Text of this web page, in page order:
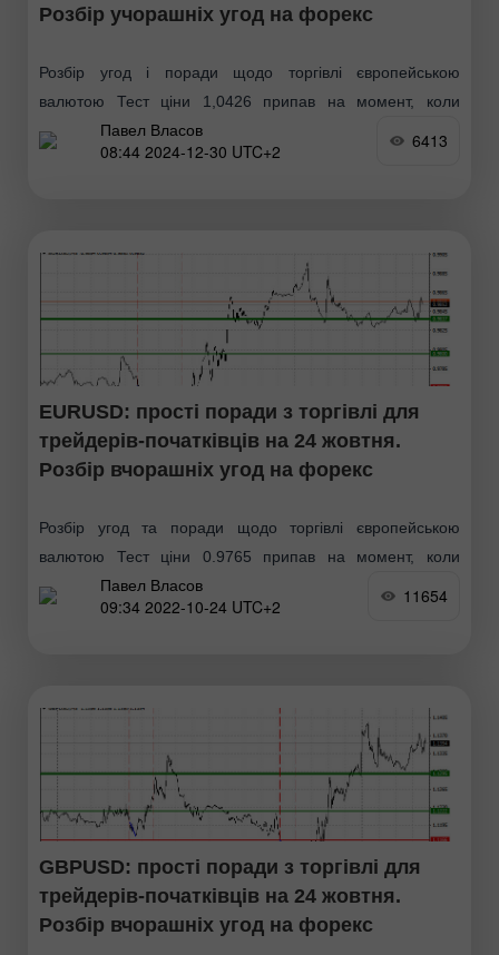
Розбір учорашніх угод на форекс
Розбір угод і поради щодо торгівлі європейською
валютою Тест ціни 1,0426 припав на момент, коли
індикатор MACD тільки починав рухатися вниз від
нульової позначки, що стало підтвердженням
Павел Власов
08:44 2024-12-30 UTC+2
6413
EURUSD: прості поради з торгівлі для
трейдерів-початківців на 24 жовтня.
Розбір вчорашніх угод на форекс
Розбір угод та поради щодо торгівлі європейською
валютою Тест ціни 0.9765 припав на момент, коли
індикатор MACD тільки починав рух униз від нульової
позначки, що стало підтвердженням правильної точки
Павел Власов
09:34 2022-10-24 UTC+2
11654
GBPUSD: прості поради з торгівлі для
трейдерів-початківців на 24 жовтня.
Розбір вчорашніх угод на форекс